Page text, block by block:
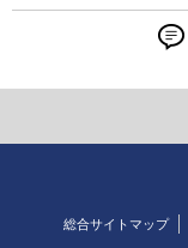
総合サイトマップ